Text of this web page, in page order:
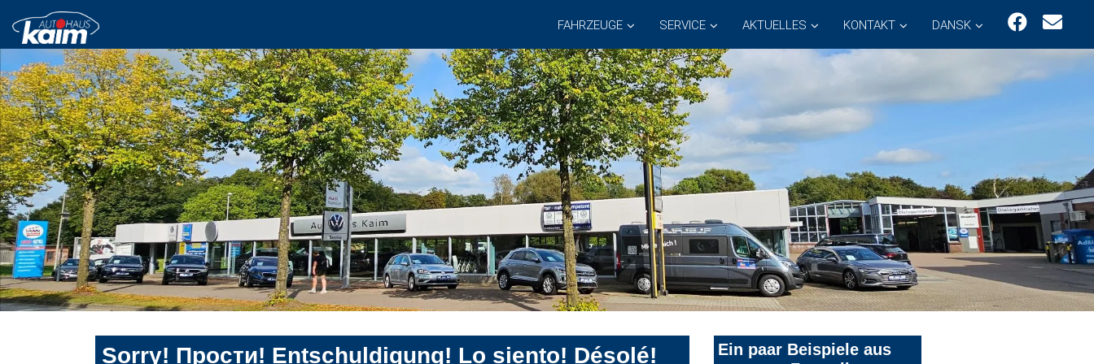
FAHRZEUGE SERVICE AKTUELLES KONTAKT DANSK
Sorry! Прости! Entschuldigung! Lo siento! Désolé!
Ein paar Beispiele aus